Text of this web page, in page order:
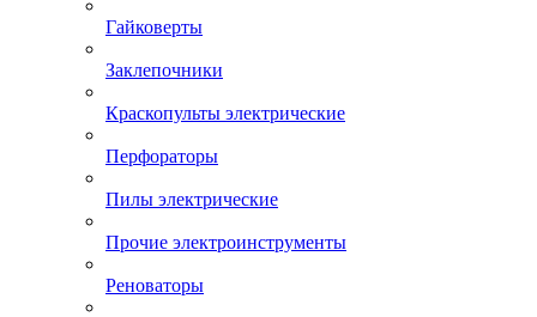
Гайковерты
Заклепочники
Краскопульты электрические
Перфораторы
Пилы электрические
Прочие электроинструменты
Реноваторы